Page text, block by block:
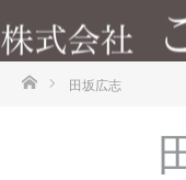
ホーム田坂広志